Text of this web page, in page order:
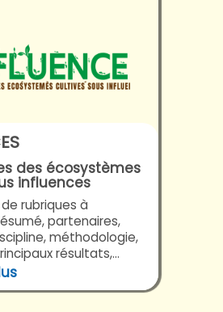
des écosystèmes
influences
rubriques à
partenaires,
méthodologie,
résultats,...